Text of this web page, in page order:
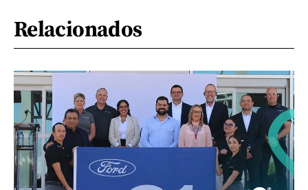
Relacionados